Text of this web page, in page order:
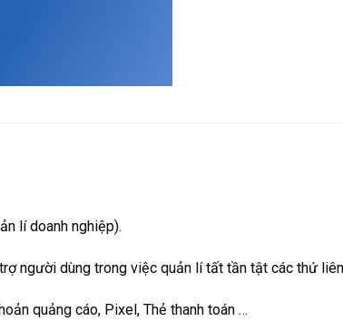
lí doanh nghiệp).
người dùng trong việc quản lí tất tần tật các thứ
quảng cáo, Pixel, Thẻ thanh toán …